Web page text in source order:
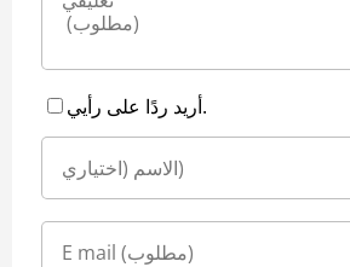
أريد ردًا على رأيي.